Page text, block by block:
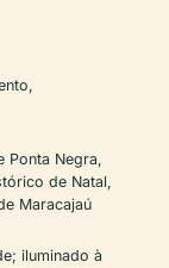
Ponta Negra,
de Natal,
Maracajaú
iluminado à